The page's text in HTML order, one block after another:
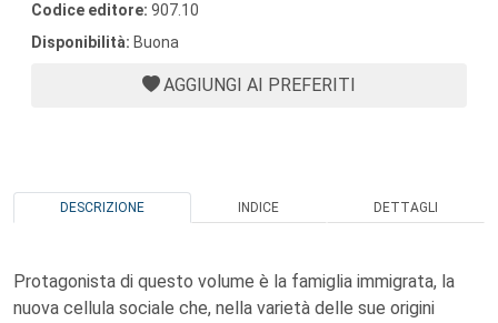
Codice editore: 907.10
Disponibilità: Buona
AGGIUNGI AI PREFERITI
DESCRIZIONE INDICE DETTAGLI
Protagonista di questo volume è la famiglia immigrata, la
nuova cellula sociale che, nella varietà delle sue origini